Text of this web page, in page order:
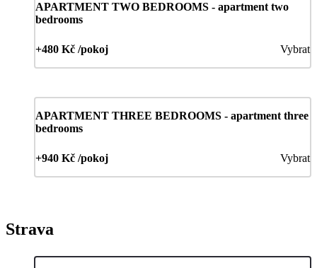
APARTMENT TWO BEDROOMS - apartment two
bedrooms
+480 Kč /pokoj Vybrat
APARTMENT THREE BEDROOMS - apartment three
bedrooms
+940 Kč /pokoj Vybrat
Strava